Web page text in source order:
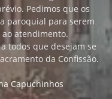
Pedimos que os
paroquial para serem
atendimento.
todos que desejam se
da Confissão.
Capuchinhos